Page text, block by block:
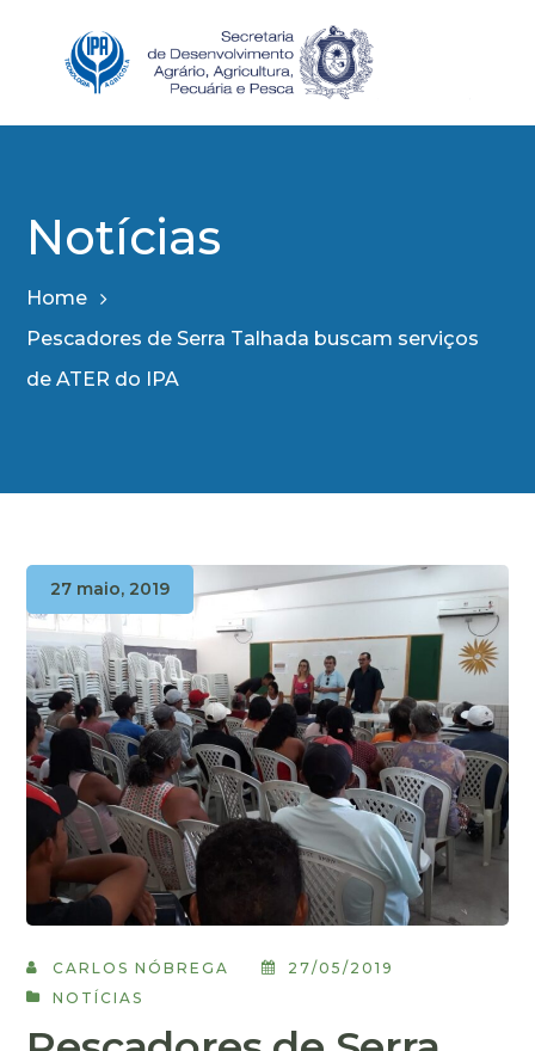
Notícias
Home
Pescadores de Serra Talhada buscam serviços
de ATER do IPA
27 maio, 2019
CARLOS NÓBREGA
27/05/2019
NOTÍCIAS